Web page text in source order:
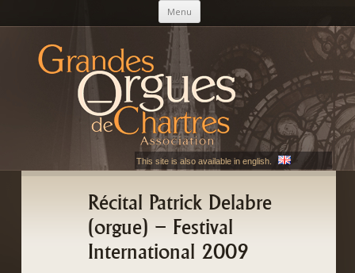
Menu Aller au contenu principal
AGOC
Les Grandes Orgues de Chartres
This site is also available in english.
Récital Patrick Delabre
(orgue) – Festival
International 2009